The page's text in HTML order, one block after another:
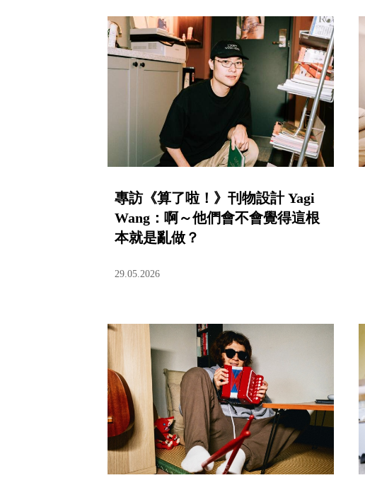
專訪《算了啦！》刊物設計 Yagi
Wang：啊～他們會不會覺得這根
本就是亂做？
29.05.2026